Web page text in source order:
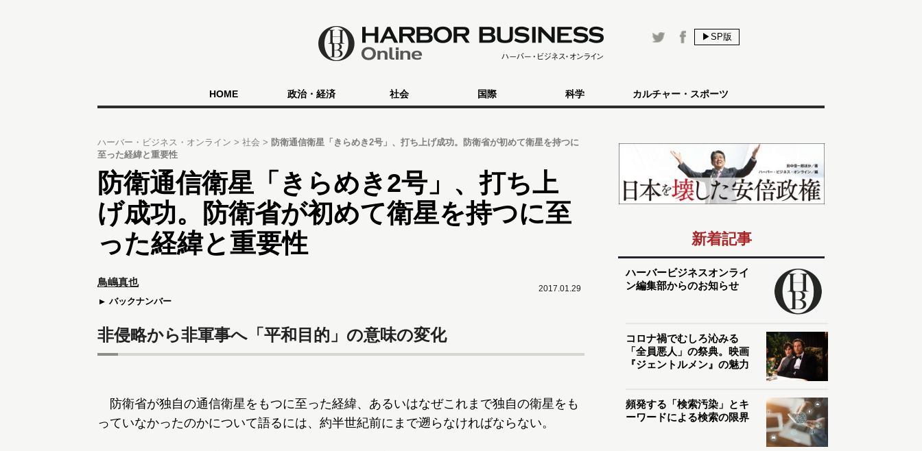
▶SP版
HOME 政治・経済 社会 国際 科学 カルチャー・スポーツ
ハーバー・ビジネス・オンライン 社会
防衛通信衛星「きらめき2号」、打ち上げ成功。防衛省が初めて衛星を持つに
至った経緯と重要性
防衛通信衛星「きらめき2号」、打ち上
げ成功。防衛省が初めて衛星を持つに至
った経緯と重要性
2017.01.29
鳥嶋真也
バックナンバー
非侵略から非軍事へ「平和目的」の意味の変化
防衛省が独自の通信衛星をもつに至った経緯、あるいはなぜこれまで独自の衛星をも
っていなかったのかについて語るには、約半世紀前にまで遡らなければならない。
新着記事
ハーバービジネスオンライ
ン編集部からのお知らせ
コロナ禍でむしろ沁みる
「全員悪人」の祭典。映画
『ジェントルメン』の魅力
頻発する「検索汚染」とキ
ーワードによる検索の限界